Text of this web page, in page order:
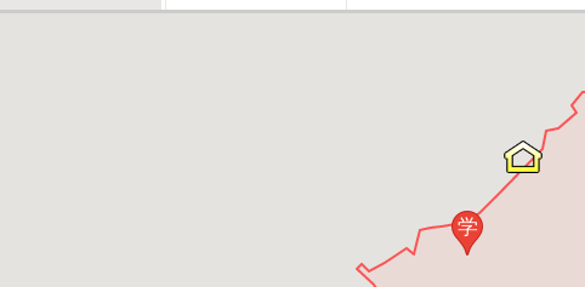
学